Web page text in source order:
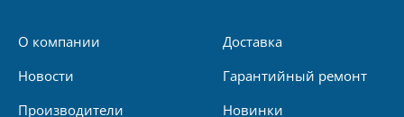
О компании
Новости
Производители
Доставка
Гарантийный ремонт
Новинки